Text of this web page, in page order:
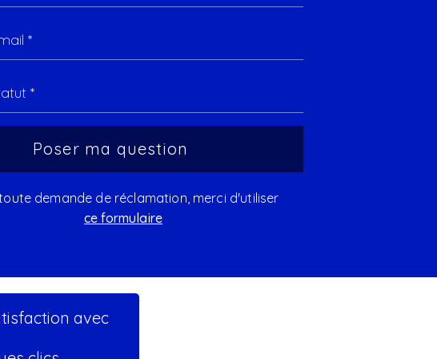
demande de réclamation, merci d'utiliser
ce formulaire
avec